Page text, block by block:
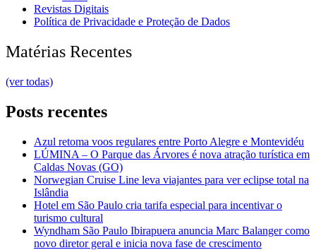
Revistas Digitais
Política de Privacidade e Proteção de Dados
Matérias Recentes
(ver todas)
Posts recentes
Azul retoma voos regulares entre Porto Alegre e Montevidéu
LÚMINA – O Parque das Árvores é nova atração turística em
Caldas Novas (GO)
Norwegian Cruise Line leva viajantes para ver eclipse total na
Islândia
Hotel em São Paulo cria tarifa especial para incentivar o
turismo cultural
Wyndham São Paulo Ibirapuera anuncia Marc Balanger como
novo diretor geral e inicia nova fase de crescimento